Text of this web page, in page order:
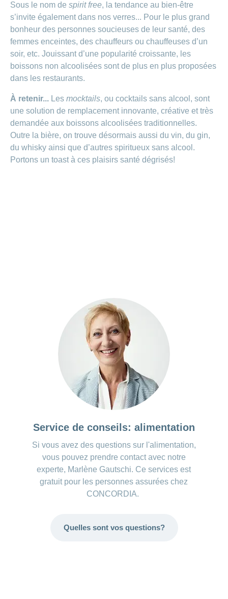
Sous le nom de spirit free, la tendance au bien-être
s’invite également dans nos verres... Pour le plus grand
bonheur des personnes soucieuses de leur santé, des
femmes enceintes, des chauffeurs ou chauffeuses d’un
soir, etc. Jouissant d’une popularité croissante, les
boissons non alcoolisées sont de plus en plus proposées
dans les restaurants.
À retenir... Les mocktails, ou cocktails sans alcool, sont
une solution de remplacement innovante, créative et très
demandée aux boissons alcoolisées traditionnelles.
Outre la bière, on trouve désormais aussi du vin, du gin,
du whisky ainsi que d’autres spiritueux sans alcool.
Portons un toast à ces plaisirs santé dégrisés!
Service de conseils: alimentation
Si vous avez des questions sur l'alimentation,
vous pouvez prendre contact avec notre
experte, Marlène Gautschi. Ce services est
gratuit pour les personnes assurées chez
CONCORDIA.
Quelles sont vos questions?